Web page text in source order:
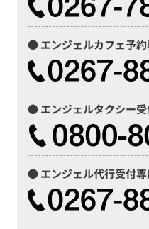
エンジェルカフェ予
エンジェルタクシー
エンジェル代行受付専